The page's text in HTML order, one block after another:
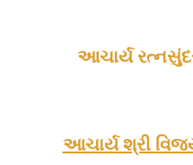
આચાર્ય
આચાર્ય શ્રી